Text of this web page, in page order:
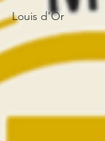
Louis d'Or